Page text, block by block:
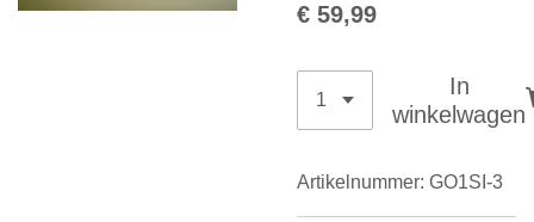
€ 59,99
In
winkelwagen
Artikelnummer: GO1SI-3